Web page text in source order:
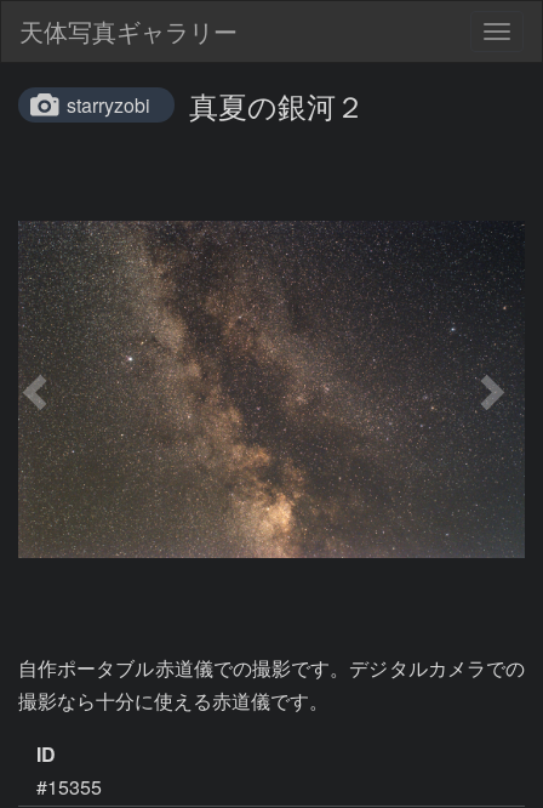
天体写真ギャラリー
starryzobi 真夏の銀河２
自作ポータブル赤道儀での撮影です。デジタルカメラでの
撮影なら十分に使える赤道儀です。
ID
#15355